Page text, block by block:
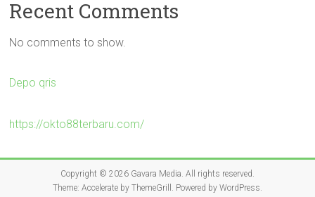
Recent Comments
No comments to show.
Depo qris
https://okto88terbaru.com/
Copyright © 2026 Gavara Media . All rights reserved.
Theme: Accelerateby ThemeGrill. Powered by WordPress